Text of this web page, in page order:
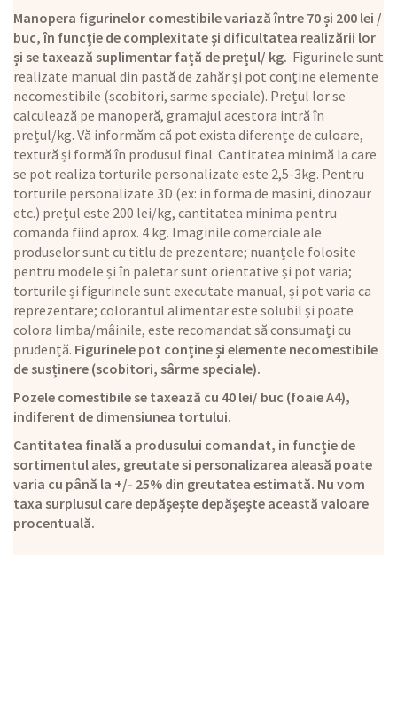
Manopera figurinelor comestibile variază între 70 și 200 lei /
buc, în funcție de complexitate și dificultatea realizării lor
și se taxează suplimentar față de prețul/ kg. Figurinele sunt
realizate manual din pastă de zahăr și pot conține elemente
necomestibile (scobitori, sarme speciale). Prețul lor se
calculează pe manoperă, gramajul acestora intră în
prețul/kg. Vă informăm că pot exista diferențe de culoare,
textură și formă în produsul final. Cantitatea minimă la care
se pot realiza torturile personalizate este 2,5-3kg. Pentru
torturile personalizate 3D (ex: in forma de masini, dinozaur
etc.) prețul este 200 lei/kg, cantitatea minima pentru
comanda fiind aprox. 4 kg. Imaginile comerciale ale
produselor sunt cu titlu de prezentare; nuanțele folosite
pentru modele și în paletar sunt orientative și pot varia;
torturile și figurinele sunt executate manual, și pot varia ca
reprezentare; colorantul alimentar este solubil și poate
colora limba/mâinile, este recomandat să consumați cu
prudență. Figurinele pot conține și elemente necomestibile
de susținere (scobitori, sârme speciale).
Pozele comestibile se taxează cu 40 lei/ buc (foaie A4),
indiferent de dimensiunea tortului.
Cantitatea finală a produsului comandat, in funcție de
sortimentul ales, greutate si personalizarea aleasă poate
varia cu până la +/- 25% din greutatea estimată. Nu vom
taxa surplusul care depășește depășește această valoare
procentuală.